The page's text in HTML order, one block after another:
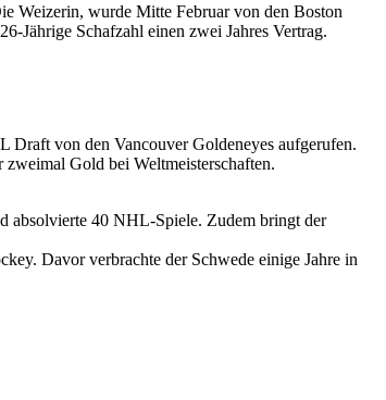
Weizerin, wurde Mitte Februar von den Boston
Jährige Schafzahl einen zwei Jahres Vertrag.
von den Vancouver Goldeneyes aufgerufen.
Gold bei Weltmeisterschaften.
absolvierte 40 NHL-Spiele. Zudem bringt der
Davor verbrachte der Schwede einige Jahre in